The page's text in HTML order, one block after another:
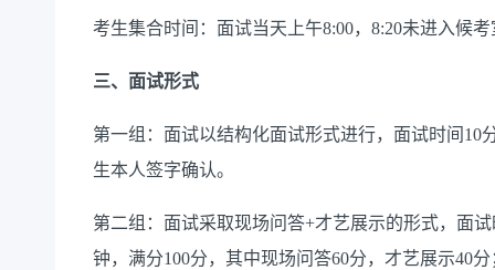
考生集合时间：面试当天上午8:00，8:20未进入候
三、面试形式
第一组：面试以结构化面试形式进行，面试时间10
生本人签字确认。
第二组：面试采取现场问答+才艺展示的形式，面
钟，满分100分，其中现场问答60分，才艺展示40分